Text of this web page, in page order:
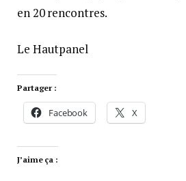
en 20 rencontres.
Le Hautpanel
Partager :
Facebook X
J’aime ça :